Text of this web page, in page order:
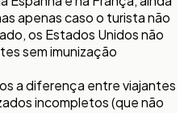
apenas caso o turista não
os Estados Unidos não
sem imunização
a diferença entre viajantes
incompletos (que não